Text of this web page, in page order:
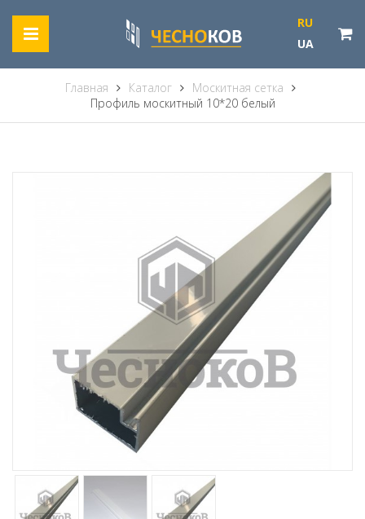
RU
UA
Главная Каталог
Москитная сетка
Профиль москитный 10*20 белый